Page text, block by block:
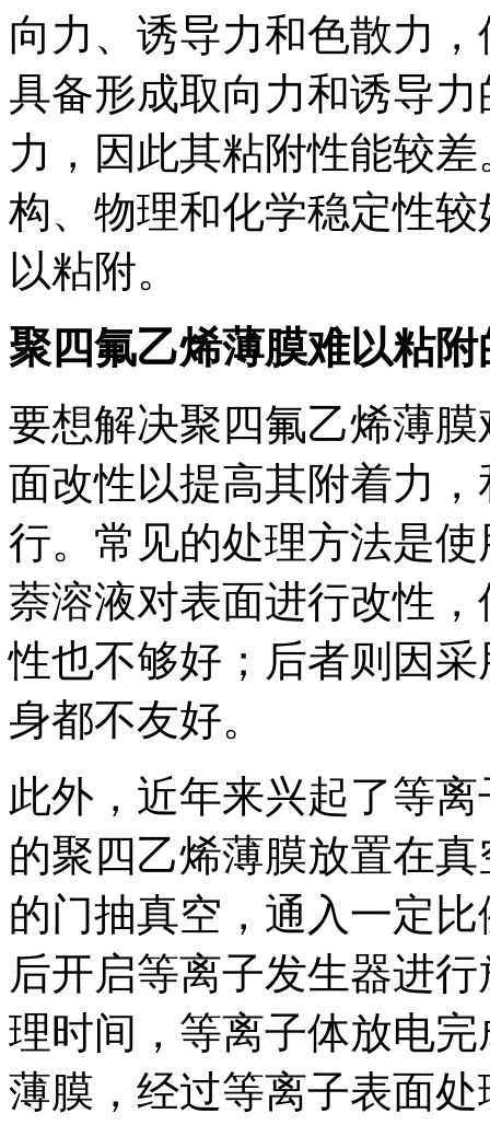
向力、诱导力和色散力
具备形成取向力和诱导
力，因此其粘附性能较
构、物理和化学稳定性
以粘附。
聚四氟乙烯薄膜难以粘
要想解决聚四氟乙烯薄
面改性以提高其附着力
行。常见的处理方法是
萘溶液对表面进行改性
性也不够好；后者则因
身都不友好。
此外，近年来兴起了等
的聚四乙烯薄膜放置在
的门抽真空，通入一定
后开启等离子发生器进
理时间，等离子体放电
薄膜，经过等离子表面